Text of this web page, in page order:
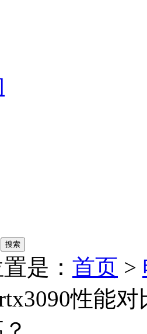
搜索
是： 首页 >
性能